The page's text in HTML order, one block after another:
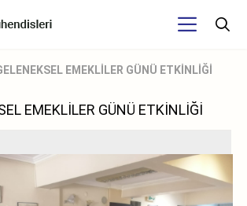
EMEKLİLER GÜNÜ ETKİNLİĞİ
EMEKLİLER GÜNÜ ETKİNLİĞİ